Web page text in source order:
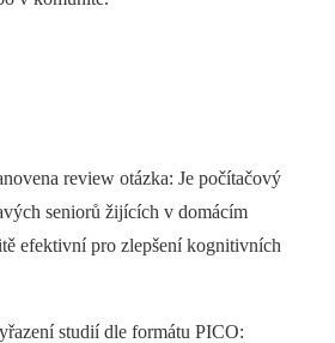
review otázka: Je počítačový
seniorů žijících v domácím
efektivní pro zlepšení kognitivních
studií dle formátu PICO: